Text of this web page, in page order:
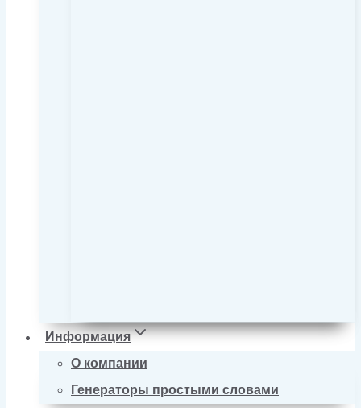
Информация
О компании
Генераторы простыми словами